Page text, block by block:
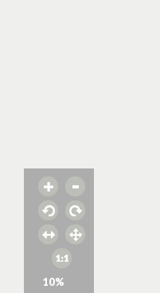
10%